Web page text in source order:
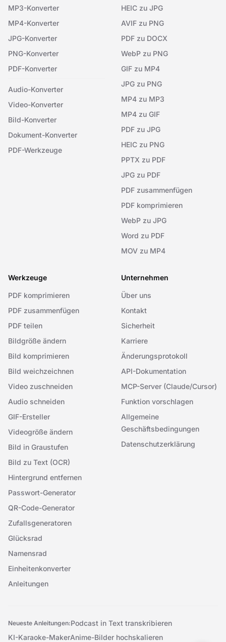
MP3-Konverter
MP4-Konverter
JPG-Konverter
PNG-Konverter
PDF-Konverter
Audio-Konverter
Video-Konverter
Bild-Konverter
Dokument-Konverter
PDF-Werkzeuge
HEIC zu JPG
AVIF zu PNG
PDF zu DOCX
WebP zu PNG
GIF zu MP4
JPG zu PNG
MP4 zu MP3
MP4 zu GIF
PDF zu JPG
HEIC zu PNG
PPTX zu PDF
JPG zu PDF
PDF zusammenfügen
PDF komprimieren
WebP zu JPG
Word zu PDF
MOV zu MP4
Werkzeuge
PDF komprimieren
PDF zusammenfügen
PDF teilen
Bildgröße ändern
Bild komprimieren
Bild weichzeichnen
Video zuschneiden
Audio schneiden
GIF-Ersteller
Videogröße ändern
Bild in Graustufen
Bild zu Text (OCR)
Hintergrund entfernen
Passwort-Generator
QR-Code-Generator
Zufallsgeneratoren
Glücksrad
Namensrad
Einheitenkonverter
Anleitungen
Unternehmen
Über uns
Kontakt
Sicherheit
Karriere
Änderungsprotokoll
API-Dokumentation
MCP-Server (Claude/Cursor)
Funktion vorschlagen
Allgemeine
Geschäftsbedingungen
Datenschutzerklärung
Neueste Anleitungen:Podcast in Text transkribieren
KI-Karaoke-MakerAnime-Bilder hochskalieren